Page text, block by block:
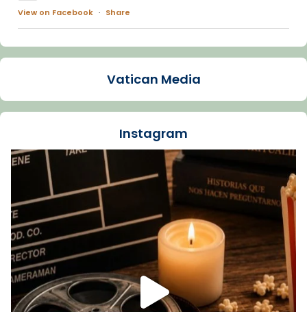
View on Facebook · Share
Arquebisbat de Barcelona
La Carmina va patir depressió. Fa gairebé
dos mesos, a l'Estadi Lluís Companys, la
Recupera l'entrevista comp
Vatican
tican News 👇
www.vaticannews.va/es/iglesia/news/2026-
07/carmina-historia-depresion-papa-viaje-
espana-testimoni...
Foto
View on Facebook · Share
Vatican Media
Instagram